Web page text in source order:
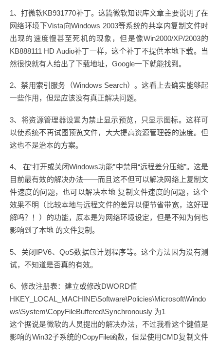
1、打微软KB931770补丁。这篇微软知识库文章主要说明了在
网络环境下Vista向Windows 2003等系统的共享内复制文件时
出现的速度慢甚至死机的现象，但是像Win2000/XP/2003的
KB888111 HD Audio补丁一样，这个补丁不提供本地下载。当
然很快就有人给出了下载地址，Google一下就能找到。
2、禁用索引服务（Windows Search）。这看上去确实能够起
一些作用，但是应该没有真正解决问题。
3、将资源管理器设置为禁止显示预览，只显示图标。这样可
以使系统不再试图预览文件，大大提高资源管理器的速度。但
这也不是治本的方案。
4、 在“打开或关闭Windows功能”中禁用“远程差分压缩”。这是
目前最有效的解决办法——而且这不但可以解决网络上复制文
件速度的问题，也可以解决本地 复制文件速度的问题，这个
效果不明（比较本地与远程文件的差异以便节省带宽，这好理
解吗？！）的功能，原本是为网络环境设定，但是不知为何也
影响到了本地 的文件复制。
5、关闭IPV6、QoS数据包计划程序等。这个方法因为没有测
试，不知道是否真的有效。
6、修改注册表：建立或修改DWORD值
HKEY_LOCAL_MACHINE\Software\Policies\Microsoft\Windo
ws\System\CopyFileBuffered\Synchronously 为1
这个据说是微软的人员提出的解决办法，不过我看这个键值是
影响的Win32子系统的CopyFile函数，但是使用CMD复制文件